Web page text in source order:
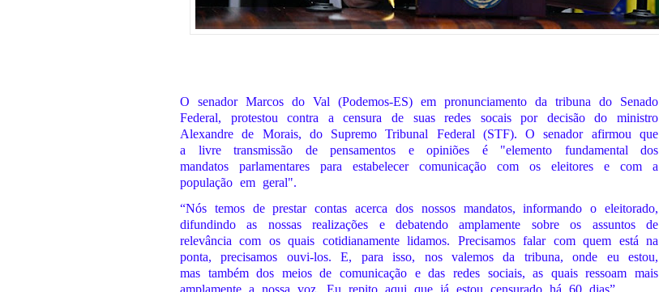
O senador Marcos do Val (Podemos-ES) em pronunciamento da tribuna do Senado
Federal, protestou contra a censura de suas redes socais por decisão do ministro
Alexandre de Morais, do Supremo Tribunal Federal (STF). O senador afirmou que
a livre transmissão de pensamentos e opiniões é "elemento fundamental dos
mandatos parlamentares para estabelecer comunicação com os eleitores e com a
população em geral".
“Nós temos de prestar contas acerca dos nossos mandatos, informando o eleitorado,
difundindo as nossas realizações e debatendo amplamente sobre os assuntos de
relevância com os quais cotidianamente lidamos. Precisamos falar com quem está na
ponta, precisamos ouvi-los. E, para isso, nos valemos da tribuna, onde eu estou,
mas também dos meios de comunicação e das redes sociais, as quais ressoam mais
amplamente a nossa voz. Eu repito aqui que já estou censurado há 60 dias”